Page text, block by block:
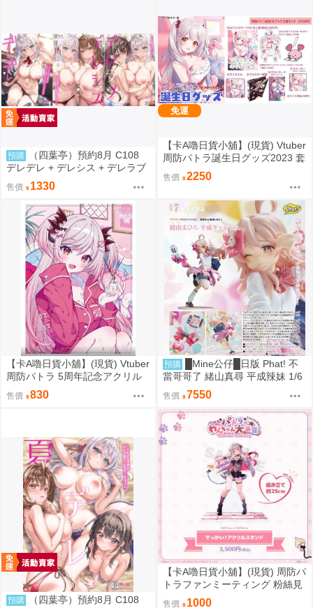
預購
（四葉亭）預約8月 C108
デレデレ + デレシス + デレラブ
3冊套組 附資料夾 Yan-Yam
售價 1330
免運
【卡A嚕日貨小舖】(現貨) Vtuber
周防パトラ誕生日グッズ2023 套
售價 2250
【卡A嚕日貨小舖】(現貨) Vtuber
周防パトラ 5周年記念アクリル
ボード 壓克力立板
售價 830
預購
█Mine公仔█日版 Phat! 不
當哥哥了 緒山真尋 平成辣妹 1/6
PVC D9282
售價 7550
預購
（四葉亭）預約8月 C108
【卡A嚕日貨小舖】(現貨) 周防パ
トラファンミーティング 粉絲見
面會『パトラのわんちゃん大集
售價 1000